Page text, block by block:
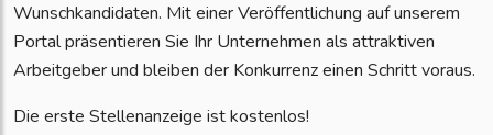
Wunschkandidaten. Mit einer Veröffentlichung auf unserem
Portal präsentieren Sie Ihr Unternehmen als attraktiven
Arbeitgeber und bleiben der Konkurrenz einen Schritt voraus.
Die erste Stellenanzeige ist kostenlos!